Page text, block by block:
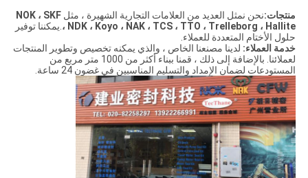
منتجات:نحن نمثل العديد من العلامات التجارية الشهيرة ، مثل NOK ، SKF
، NDK ، Koyo ، NAK ، TCS ، TTO ، Trelleborg ، Hallite.يمكننا توفير
حلول الأختام المتعددة للعملاء.
خدمة العملاء: لدينا مصنعنا الخاص ، والذي يمكنه تخصيص وتطوير المنتجات
لعملائنا. بالإضافة إلى ذلك ، قمنا ببناء أكثر من 1000 متر مربع من
المستودعات لضمان الإمداد والتسليم المناسبين في غضون 24 ساعة.